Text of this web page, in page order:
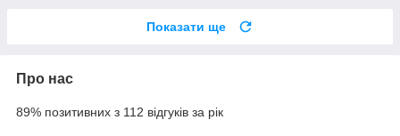
Показати ще
Про нас
89% позитивних з 112 відгуків за рік